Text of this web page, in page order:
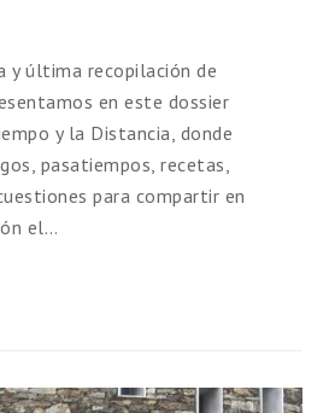
y última recopilación de
en este dossier
y la Distancia, donde
pasatiempos, recetas,
para compartir en
el…